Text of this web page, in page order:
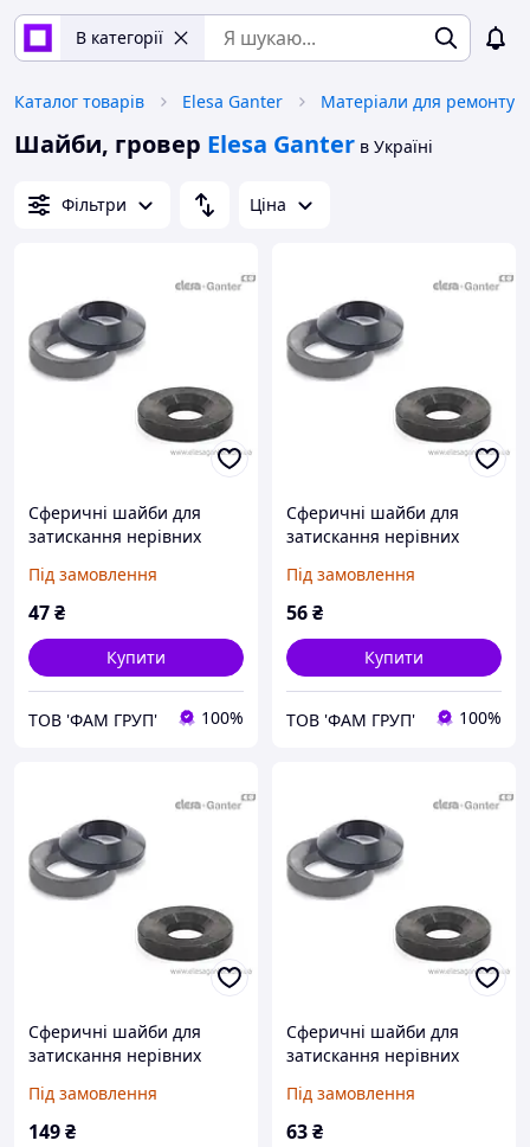
В категорії
Каталог товарів Elesa Ganter Матеріали для ремонту
Шайби, гровер Elesa Ganter в Україні
Фільтри Ціна
Сферичні шайби для
затискання нерівних
C
Під замовлення
47₴
Купити
ТОВ 'ФАМ ГРУП' 100%
Сферичні шайби для
затискання нерівних
Під замовлення
56₴
Купити
ТОВ 'ФАМ ГРУП' 100%
Сферичні шайби для
затискання нерівних
Під замовлення
149₴
Сферичні шайби для
затискання нерівних
Під замовлення
63₴